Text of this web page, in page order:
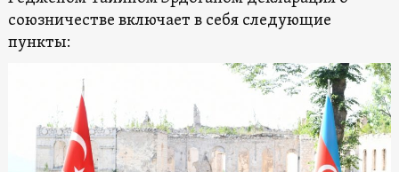
союзничестве включает в себя следующие
пункты: